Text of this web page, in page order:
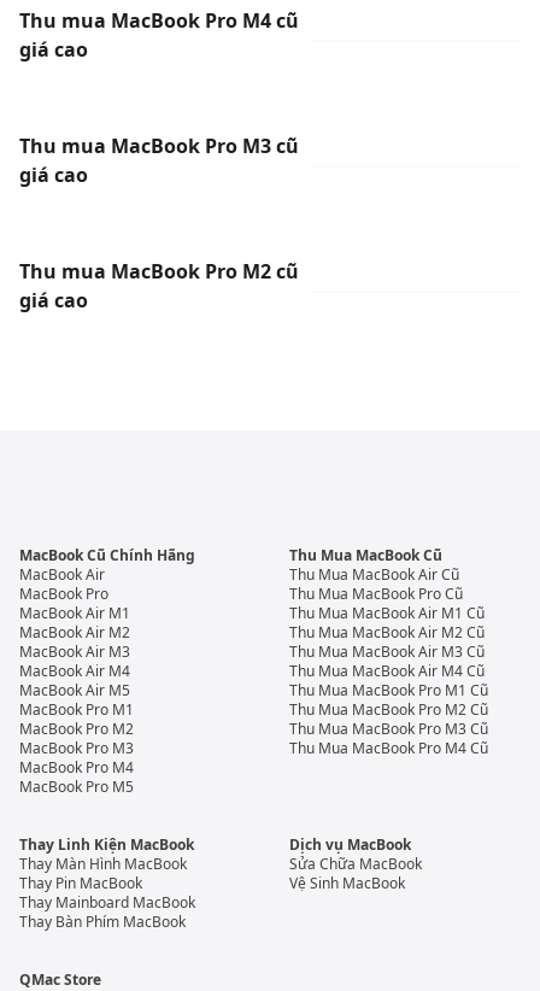
Thu mua MacBook Pro M4 cũ
giá cao
Thu mua MacBook Pro M3 cũ
giá cao
Thu mua MacBook Pro M2 cũ
giá cao
MacBook Cũ Chính Hãng
MacBook Air
MacBook Pro
MacBook Air M1
MacBook Air M2
MacBook Air M3
MacBook Air M4
MacBook Air M5
MacBook Pro M1
MacBook Pro M2
MacBook Pro M3
MacBook Pro M4
MacBook Pro M5
Thu Mua MacBook Cũ
Thu Mua MacBook Air Cũ
Thu Mua MacBook Pro Cũ
Thu Mua MacBook Air M1 Cũ
Thu Mua MacBook Air M2 Cũ
Thu Mua MacBook Air M3 Cũ
Thu Mua MacBook Air M4 Cũ
Thu Mua MacBook Pro M1 Cũ
Thu Mua MacBook Pro M2 Cũ
Thu Mua MacBook Pro M3 Cũ
Thu Mua MacBook Pro M4 Cũ
Thay Linh Kiện MacBook
Thay Màn Hình MacBook
Thay Pin MacBook
Thay Mainboard MacBook
Thay Bàn Phím MacBook
Dịch vụ MacBook
Sửa Chữa MacBook
Vệ Sinh MacBook
QMac Store